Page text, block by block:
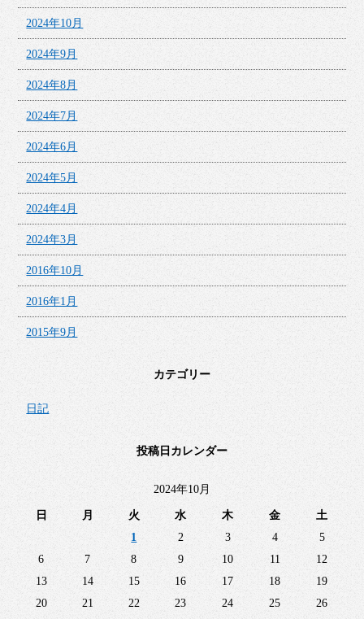
2024年10月
2024年9月
2024年8月
2024年7月
2024年6月
2024年5月
2024年4月
2024年3月
2016年10月
2016年1月
2015年9月
カテゴリー
日記
投稿日カレンダー
2024年10月
日 月 火 水 木 金
土
1
2 3 4
5
6
7 8 9 10 11
12
13
14 15 16 17 18
19
20
21 22 23 24 25 26